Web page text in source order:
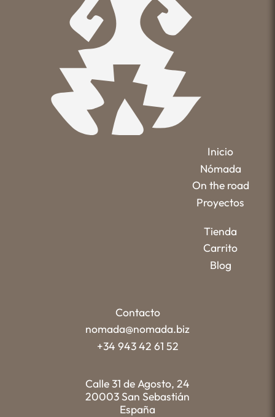
Inicio
Nómada
On the road
Proyectos
Tienda
Carrito
Blog
Contacto
nomada@nomada.biz
+34 943 42 61 52
Calle 31 de Agosto, 24
20003 San Sebastián
España